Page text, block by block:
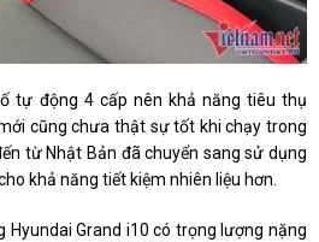
tự động 4 cấp nên khả năng tiêu thụ
cũng chưa thật sự tốt khi chạy trong
từ Nhật Bản đã chuyển sang sử dụng
khả năng tiết kiệm nhiên liệu hơn.
Hyundai Grand i10 có trọng lượng nặng